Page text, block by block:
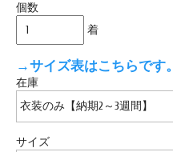
個数
着
→サイズ表はこちらです。
在庫
サイズ